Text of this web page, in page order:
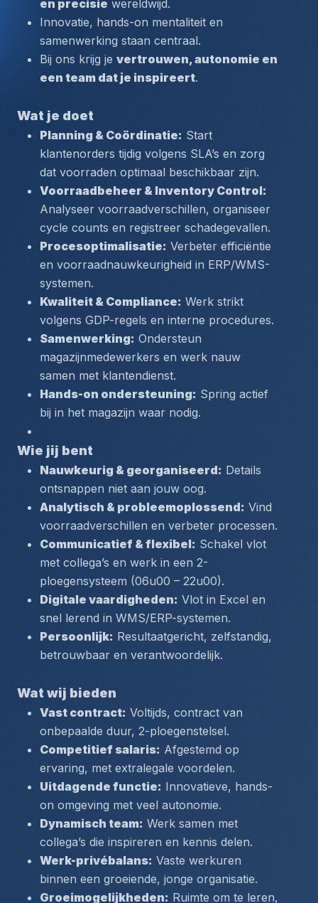
en precisie wereldwijd.
Innovatie, hands-on mentaliteit en
samenwerking staan centraal.
Bij ons krijg je vertrouwen, autonomie en
een team dat je inspireert.
Wat je doet
Planning & Coördinatie: Start
klantenorders tijdig volgens SLA’s en zorg
dat voorraden optimaal beschikbaar zijn.
Voorraadbeheer & Inventory Control:
Analyseer voorraadverschillen, organiseer
cycle counts en registreer schadegevallen.
Procesoptimalisatie: Verbeter efficiëntie
en voorraadnauwkeurigheid in ERP/WMS-
systemen.
Kwaliteit & Compliance: Werk strikt
volgens GDP-regels en interne procedures.
Samenwerking: Ondersteun
magazijnmedewerkers en werk nauw
samen met klantendienst.
Hands-on ondersteuning: Spring actief
bij in het magazijn waar nodig.
Wie jij bent
Nauwkeurig & georganiseerd: Details
ontsnappen niet aan jouw oog.
Analytisch & probleemoplossend: Vind
voorraadverschillen en verbeter processen.
Communicatief & flexibel: Schakel vlot
met collega’s en werk in een 2-
ploegensysteem (06u00 – 22u00).
Digitale vaardigheden: Vlot in Excel en
snel lerend in WMS/ERP-systemen.
Persoonlijk: Resultaatgericht, zelfstandig,
betrouwbaar en verantwoordelijk.
Wat wij bieden
Vast contract: Voltijds, contract van
onbepaalde duur, 2-ploegenstelsel.
Competitief salaris: Afgestemd op
ervaring, met extralegale voordelen.
Uitdagende functie: Innovatieve, hands-
on omgeving met veel autonomie.
Dynamisch team: Werk samen met
collega’s die inspireren en kennis delen.
Werk-privébalans: Vaste werkuren
binnen een groeiende, jonge organisatie.
Groeimogelijkheden: Ruimte om te leren,